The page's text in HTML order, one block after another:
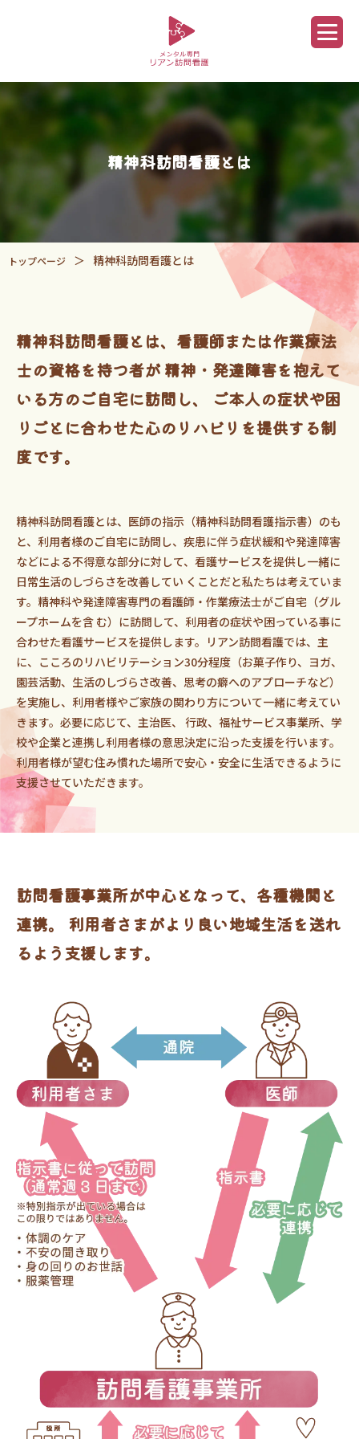
精神科訪問看護とは
トップページ 精神科訪問看護とは
精神科訪問看護とは、看護師または作業療法
士の資格を持つ者が 精神・発達障害を抱えて
いる方のご自宅に訪問し、
ご本人の症状や困
りごとに合わせた心のリハビリを提供する制
度です。
精神科訪問看護とは、医師の指示（精神科訪問看護指示書）のも
と、利用者様のご自宅に訪問し、疾患に伴う症状緩和や発達障害
などによる不得意な部分に対して、看護サービスを提供し一緒に
日常生活のしづらさを改善してい くことだと私たちは考えていま
す。精神科や発達障害専門の看護師・作業療法士がご自宅（グル
ープホームを含 む）に訪問して、利用者の症状や困っている事に
合わせた看護サービスを提供します。リアン訪問看護では、主
に、こころのリハビリテーション30分程度（お菓子作り、ヨガ、
園芸活動、生活のしづらさ改善、思考の癖へのアプローチなど）
を実施し、利用者様やご家族の関わり方について一緒に考えてい
きます。必要に応じて、主治医、 行政、福祉サービス事業所、学
校や企業と連携し利用者様の意思決定に沿った支援を行います。
利用者様が望む住み慣れた場所で安心・安全に生活できるように
支援させていただきます。
訪問看護事業所が中心となって、各種機関と
連携。
利用者さまがより良い地域生活を送れ
るよう支援します。